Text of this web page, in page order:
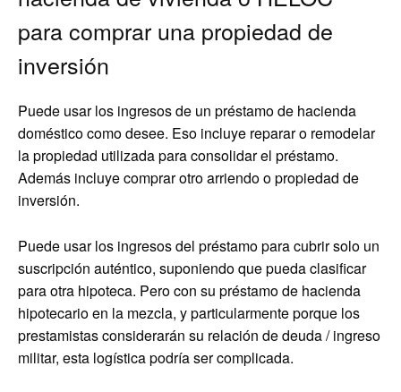
para comprar una propiedad de
inversión
Puede usar los ingresos de un préstamo de hacienda
doméstico como desee. Eso incluye reparar o remodelar
la propiedad utilizada para consolidar el préstamo.
Además incluye comprar otro arriendo o propiedad de
inversión.
Puede usar los ingresos del préstamo para cubrir solo un
suscripción auténtico, suponiendo que pueda clasificar
para otra hipoteca. Pero con su préstamo de hacienda
hipotecario en la mezcla, y particularmente porque los
prestamistas considerarán su relación de deuda / ingreso
militar, esta logística podría ser complicada.